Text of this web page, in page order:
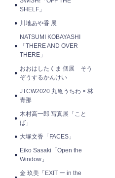
SHELF」
川地あや香 展
NATSUMI KOBAYASHI
「THERE AND OVER
THERE」
おおはしたくま 個展 そう
ぞうするかんけい
JTCW2020 丸亀うちわ × 林
青那
木村高一郎 写真展「こと
ば」
大塚文香「FACES」
Eiko Sasaki「Open the
Window」
金 玖美「EXIT ー in the